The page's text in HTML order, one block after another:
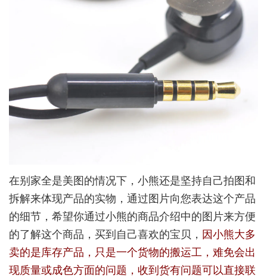
在别家全是美图的情况下，小熊还是坚持自己拍图和
拆解来体现产品的实物，通过图片向您表达这个产品
的细节，希望你通过小熊的商品介绍中的图片来方便
的了解这个商品，买到自己喜欢的宝贝， 因小熊大多
卖的是库存产品，只是一个货物的搬运工，难免会出
现质量或成色方面的问题，收到货有问题可以直接联